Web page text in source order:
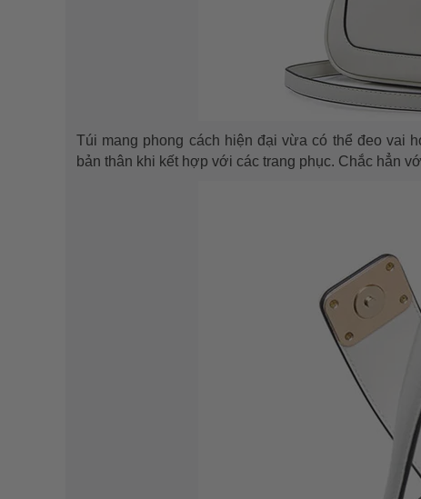
Túi mang phong cách hiện đại vừa có thể đeo vai
bản thân khi kết hợp với các trang phục. Chắc hẳn